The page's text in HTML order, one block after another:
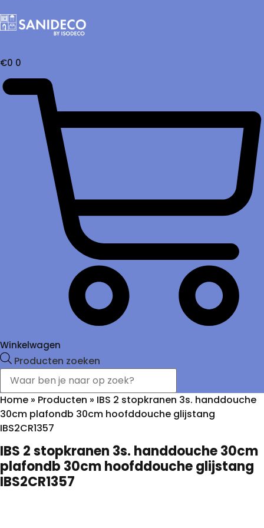
€0 0
Winkelwagen
Producten zoeken
Home » Producten » IBS 2 stopkranen 3s. handdouche
30cm plafondb 30cm hoofddouche glijstang
IBS2CR1357
IBS 2 stopkranen 3s. handdouche 30cm
plafondb 30cm hoofddouche glijstang
IBS2CR1357